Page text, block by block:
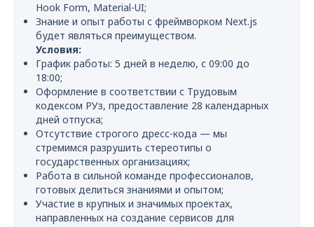
Hook Form, Material-UI;
Знание и опыт работы с фреймворком Next.js
будет являться преимуществом.
Условия:
График работы: 5 дней в неделю, с 09:00 до
18:00;
Оформление в соответствии с Трудовым
кодексом РУз, предоставление 28 календарных
дней отпуска;
Отсутствие строгого дресс-кода — мы
стремимся разрушить стереотипы о
государственных организациях;
Работа в сильной команде профессионалов,
готовых делиться знаниями и опытом;
Участие в крупных и значимых проектах,
направленных на создание сервисов для